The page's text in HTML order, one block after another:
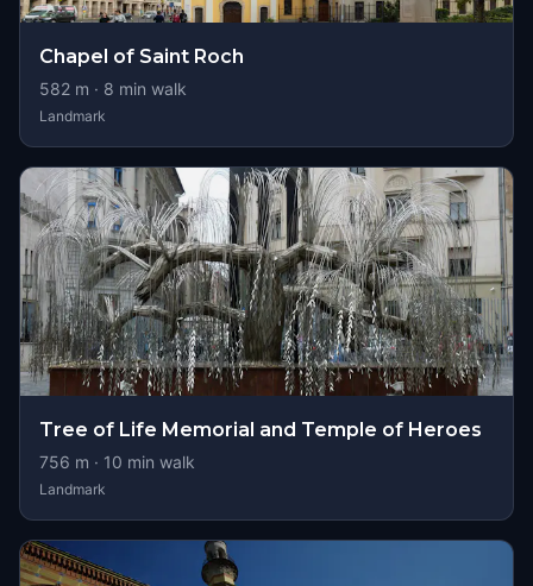
Chapel of Saint Roch
582 m · 8 min walk
Landmark
Tree of Life Memorial and Temple of Heroes
756 m · 10 min walk
Landmark